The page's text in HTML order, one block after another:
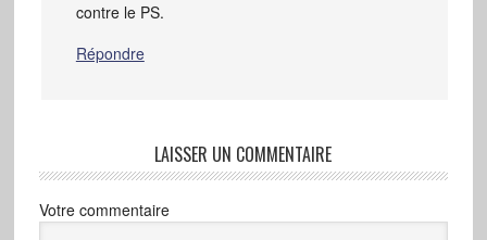
contre le PS.
Répondre
LAISSER UN COMMENTAIRE
Votre commentaire